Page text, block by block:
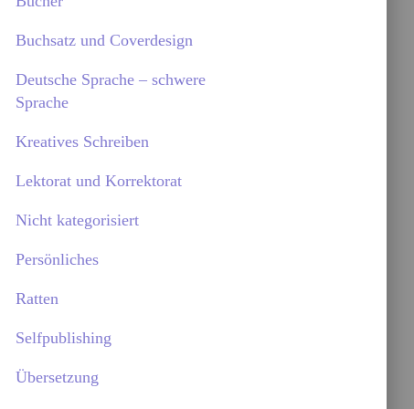
Buchsatz und Coverdesign
Deutsche Sprache – schwere
Sprache
Kreatives Schreiben
Lektorat und Korrektorat
Nicht kategorisiert
Persönliches
Ratten
Selfpublishing
Übersetzung